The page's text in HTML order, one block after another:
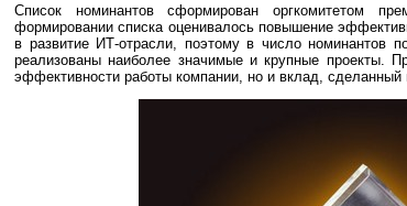
Список номинантов сформирован оргкомитетом
формировании списка оценивалось повышение
в развитие ИТ-отрасли, поэтому в число номинантов
реализованы наиболее значимые и крупные проекты.
эффективности работы компании, но и вклад, сделанный